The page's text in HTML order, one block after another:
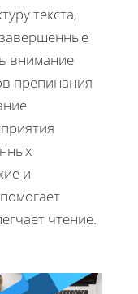
текста,
завершенные
внимание
препинания
и
чтение.